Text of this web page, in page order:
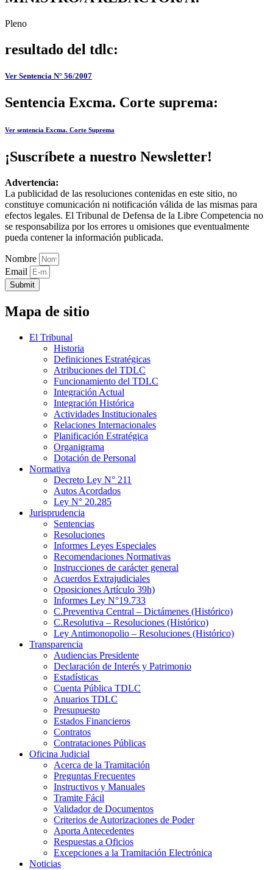
Pleno
resultado del tdlc:
Ver Sentencia N° 56/2007
Sentencia Excma. Corte suprema:
Ver sentencia Excma. Corte Suprema
¡Suscríbete a nuestro Newsletter!
Advertencia:
La publicidad de las resoluciones contenidas en este sitio, no
constituye comunicación ni notificación válida de las mismas para
efectos legales. El Tribunal de Defensa de la Libre Competencia no
se responsabiliza por los errores u omisiones que eventualmente
pueda contener la información publicada.
Nombre
Email
Submit
Mapa de sitio
El Tribunal
Historia
Definiciones Estratégicas
Atribuciones del TDLC
Funcionamiento del TDLC
Integración Actual
Integración Histórica
Actividades Institucionales
Relaciones Internacionales
Planificación Estratégica
Organigrama
Dotación de Personal
Normativa
Decreto Ley N° 211
Autos Acordados
Ley N° 20.285
Jurisprudencia
Sentencias
Resoluciones
Informes Leyes Especiales
Recomendaciones Normativas
Instrucciones de carácter general
Acuerdos Extrajudiciales
Oposiciones Artículo 39h)
Informes Ley N°19.733
C.Preventiva Central – Dictámenes (Histórico)
C.Resolutiva – Resoluciones (Histórico)
Ley Antimonopolio – Resoluciones (Histórico)
Transparencia
Audiencias Presidente
Declaración de Interés y Patrimonio
Estadísticas
Cuenta Pública TDLC
Anuarios TDLC
Presupuesto
Estados Financieros
Contratos
Contrataciones Públicas
Oficina Judicial
Acerca de la Tramitación
Preguntas Frecuentes
Instructivos y Manuales
Tramite Fácil
Validador de Documentos
Criterios de Autorizaciones de Poder
Aporta Antecedentes
Respuestas a Oficios
Excepciones a la Tramitación Electrónica
Noticias